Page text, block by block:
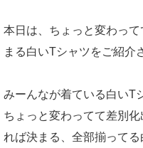
本日は、ちょっと変わっ
まる白いTシャツをご紹介
みーんなが着ている白いT
ちょっと変わってて差別
れば決まる、全部揃って